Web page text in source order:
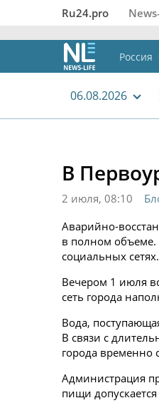
Ru24.pro
Россия
06.08.2026
В
2 июля, 08:10
Аварийно-
в полном объеме.
социальных сетях.
Вечером 1 июля
сеть города
Вода,
В связи с
города временно
Администрация
пищи